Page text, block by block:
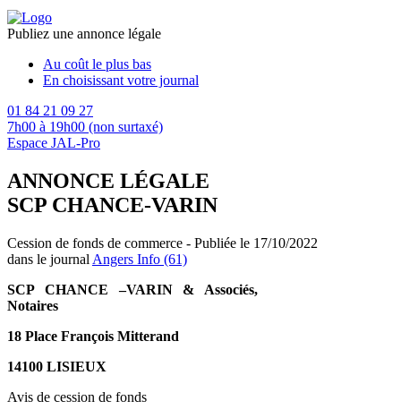
Publiez une annonce légale
Au coût le plus bas
En choisissant votre journal
01 84 21 09 27
7h00 à 19h00 (non surtaxé)
Espace JAL-Pro
ANNONCE LÉGALE
SCP CHANCE-VARIN
Cession de fonds de commerce - Publiée le 17/10/2022
dans le journal Angers Info (61)
SCP CHANCE –VARIN & Associés,
Notaires
18 Place François Mitterand
14100 LISIEUX
Avis de cession de fonds